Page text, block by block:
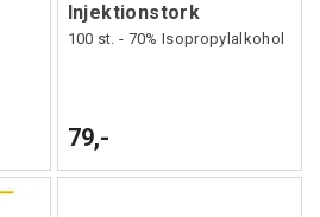
Injektionstork
100 st. - 70% Isopropylalkohol
79,-